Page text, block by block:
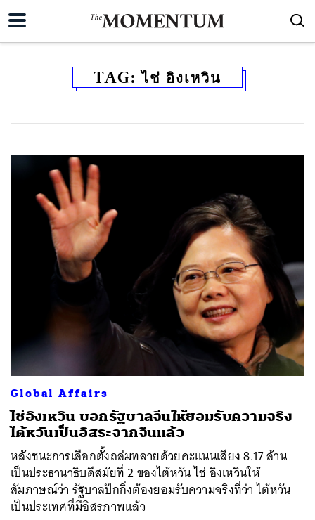
TAG:ไช่ อิงเหวิน
Global Affairs
ไช่อิงเหวิน บอกรัฐบาลจีนให้ยอมรับความจริง
ไต้หวันเป็นอิสระจากจีนแล้ว
หลังชนะการเลือกตั้งถล่มทลายด้วยคะแนนเสียง 8.17 ล้าน
เป็นประธานาธิบดีสมัยที่ 2 ของไต้หวัน ไช่ อิงเหวินให้
สัมภาษณ์ว่า รัฐบาลปักกิ่งต้องยอมรับความจริงที่ว่า ไต้หวัน
เป็นประเทศที่มีอิสรภาพแล้ว